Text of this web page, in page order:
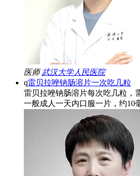
医师 武汉大学人民医院
q雷贝拉唑钠肠溶片一次吃几粒
雷贝拉唑钠肠溶片每次吃几粒，
一般成人一天内口服一片，约10